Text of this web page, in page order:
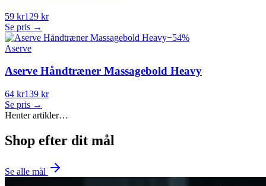
59 kr129 kr
Se pris →
−54%
Aserve
Aserve Håndtræner Massagebold Heavy
64 kr139 kr
Se pris →
Henter artikler…
Shop efter dit mål
Se alle mål